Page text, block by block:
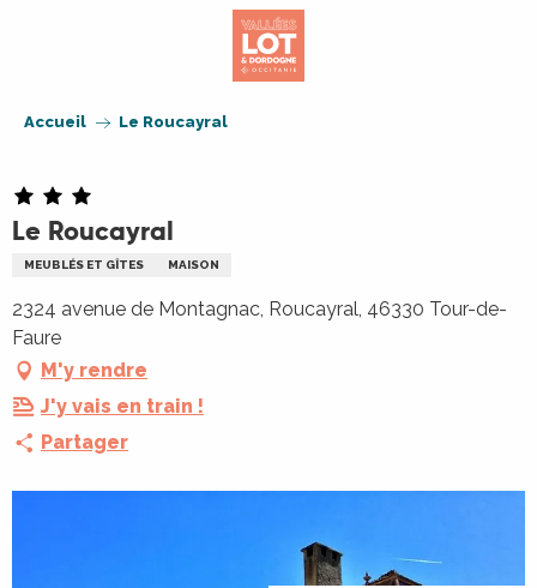
Accueil Le Roucayral
Le Roucayral
MEUBLÉS ET GÎTES MAISON
2324 avenue de Montagnac, Roucayral, 46330 Tour-de-
Faure
M'y rendre
J'y vais en train !
Partager